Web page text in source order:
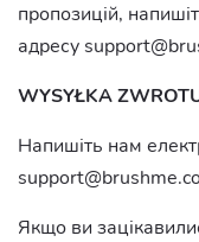
пропозицій,
адресу
WYSYŁKA
Напишіть нам
Якщо ви